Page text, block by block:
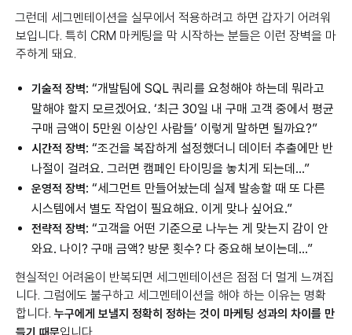
그런데 세그멘테이션을 실무에서 적용하려고 하면 갑자기 어려워
보입니다. 특히 CRM 마케팅을 막 시작하는 분들은 이런 장벽을 마
주하게 돼요.
기술적 장벽: “개발팀에 SQL 쿼리를 요청해야 하는데 뭐라고
말해야 할지 모르겠어요. ‘최근 30일 내 구매 고객 중에서 평균
구매 금액이 5만원 이상인 사람들’ 이렇게 말하면 될까요?”
시간적 장벽: “조건을 복잡하게 설정했더니 데이터 추출에만 반
나절이 걸려요. 그러면 캠페인 타이밍을 놓치게 되는데…”
운영적 장벽: “세그먼트 만들어놨는데 실제 발송할 때 또 다른
시스템에서 별도 작업이 필요해요. 이게 맞나 싶어요.”
전략적 장벽: “고객을 어떤 기준으로 나누는 게 맞는지 감이 안
와요. 나이? 구매 금액? 방문 횟수? 다 중요해 보이는데…”
현실적인 어려움이 반복되면 세그멘테이션은 점점 더 멀게 느껴집
니다. 그럼에도 불구하고 세그멘테이션을 해야 하는 이유는 명확
합니다. 누구에게 보낼지 정확히 정하는 것이 마케팅 성과의 차이를 만